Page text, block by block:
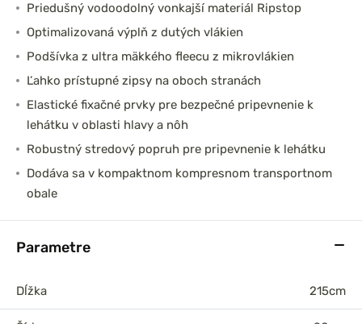
Priedušný vodoodolný vonkajší materiál Ripstop
Optimalizovaná výplň z dutých vlákien
Podšívka z ultra mäkkého fleecu z mikrovlákien
Ľahko prístupné zipsy na oboch stranách
Elastické fixačné prvky pre bezpečné pripevnenie k
lehátku v oblasti hlavy a nôh
Robustný stredový popruh pre pripevnenie k lehátku
Dodáva sa v kompaktnom kompresnom transportnom
obale
Parametre
Dĺžka 215cm